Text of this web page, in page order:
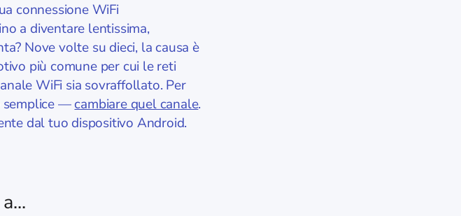
connessione WiFi
a diventare lentissima,
Nove volte su dieci, la causa è
più comune per cui le reti
WiFi sia sovraffollato. Per
semplice —cambiare quel canale.
dal tuo dispositivo Android.